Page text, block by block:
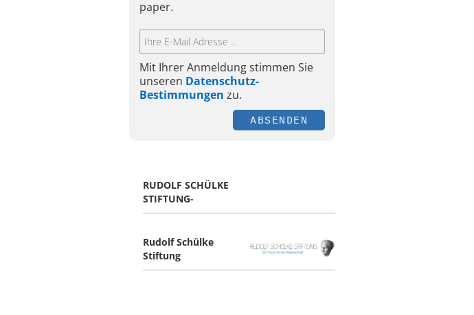
paper.
Mit Ihrer Anmeldung stimmen Sie
unseren Datenschutz-
Bestimmungen zu.
ABSENDEN
RUDOLF SCHÜLKE
STIFTUNG-
Rudolf Schülke
Stiftung